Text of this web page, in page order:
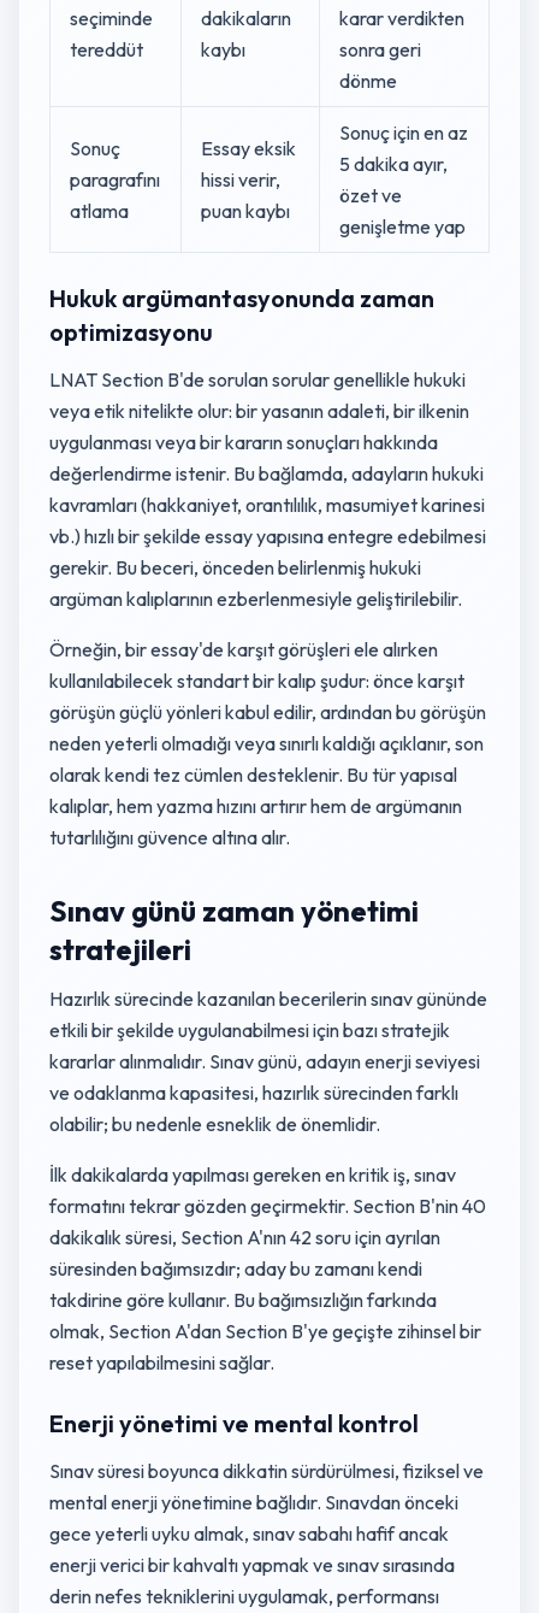
seçiminde
tereddüt
dakikaların
kaybı
karar verdikten
sonra geri
dönme
Sonuç
paragrafını
atlama
Essay eksik
hissi verir,
puan kaybı
Sonuç için en az
5 dakika ayır,
özet ve
genişletme yap
Hukuk argümantasyonunda zaman
optimizasyonu
LNAT Section B'de sorulan sorular genellikle hukuki
veya etik nitelikte olur: bir yasanın adaleti, bir ilkenin
uygulanması veya bir kararın sonuçları hakkında
değerlendirme istenir. Bu bağlamda, adayların hukuki
kavramları (hakkaniyet, orantılılık, masumiyet karinesi
vb.) hızlı bir şekilde essay yapısına entegre edebilmesi
gerekir. Bu beceri, önceden belirlenmiş hukuki
argüman kalıplarının ezberlenmesiyle geliştirilebilir.
Örneğin, bir essay'de karşıt görüşleri ele alırken
kullanılabilecek standart bir kalıp şudur: önce karşıt
görüşün güçlü yönleri kabul edilir, ardından bu görüşün
neden yeterli olmadığı veya sınırlı kaldığı açıklanır, son
olarak kendi tez cümlen desteklenir. Bu tür yapısal
kalıplar, hem yazma hızını artırır hem de argümanın
tutarlılığını güvence altına alır.
Sınav günü zaman yönetimi
stratejileri
Hazırlık sürecinde kazanılan becerilerin sınav gününde
etkili bir şekilde uygulanabilmesi için bazı stratejik
kararlar alınmalıdır. Sınav günü, adayın enerji seviyesi
ve odaklanma kapasitesi, hazırlık sürecinden farklı
olabilir; bu nedenle esneklik de önemlidir.
İlk dakikalarda yapılması gereken en kritik iş, sınav
formatını tekrar gözden geçirmektir. Section B'nin 40
dakikalık süresi, Section A'nın 42 soru için ayrılan
süresinden bağımsızdır; aday bu zamanı kendi
takdirine göre kullanır. Bu bağımsızlığın farkında
olmak, Section A'dan Section B'ye geçişte zihinsel bir
reset yapılabilmesini sağlar.
Enerji yönetimi ve mental kontrol
Sınav süresi boyunca dikkatin sürdürülmesi, fiziksel ve
mental enerji yönetimine bağlıdır. Sınavdan önceki
gece yeterli uyku almak, sınav sabahı hafif ancak
enerji verici bir kahvaltı yapmak ve sınav sırasında
derin nefes tekniklerini uygulamak, performansı